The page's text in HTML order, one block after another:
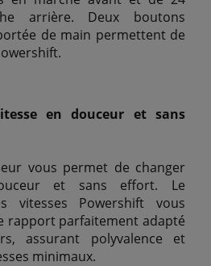
arrière. Deux boutons
de main permettent de
en douceur et sans
vous permet de changer
et sans effort. Le
vitesses Powershift vous
rapport parfaitement adapté
assurant polyvalence et
minimaux.